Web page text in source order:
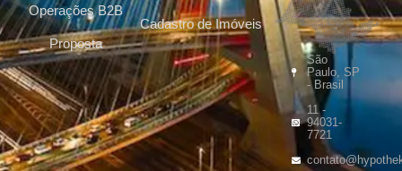
Operações B2B
Proposta
Cadastro de Imóveis
São
Paulo, SP
- Brasil
11 -
94031-
7721